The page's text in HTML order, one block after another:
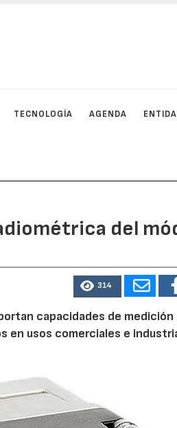
TECNOLOGÍA AGENDA
del
314
capacidades de
en usos comerciales e